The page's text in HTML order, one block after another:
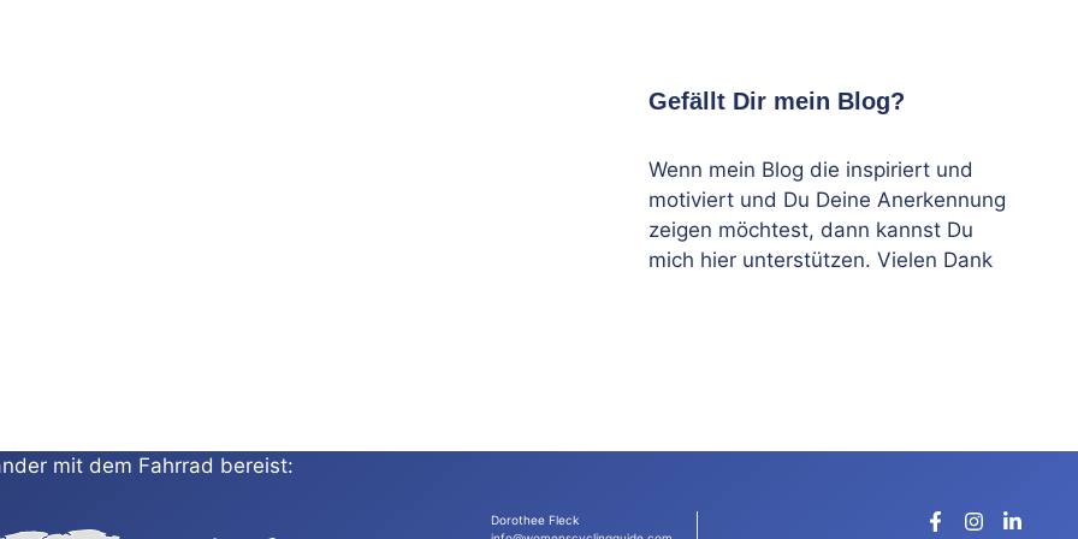
Gefällt Dir mein Blog?
Wenn mein Blog die inspiriert und
motiviert und Du Deine Anerkennung
zeigen möchtest, dann kannst Du
mich hier unterstützen. Vielen Dank
mit dem Fahrrad bereist:
Dorothee Fleck